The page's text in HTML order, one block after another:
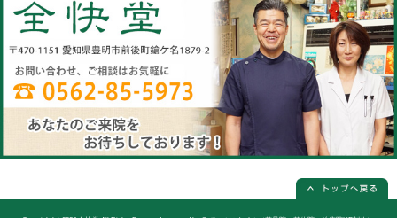
当院へのアクセス情報
全快堂
所在地
〒470-1151 愛知県豊明市前後町鎗ケ
電話番号
0562-85-5973(電話予約は必ず必要に